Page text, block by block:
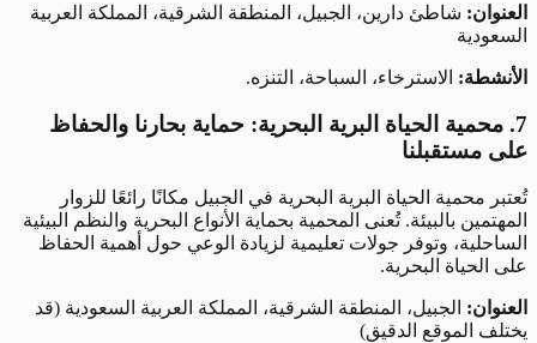
العنوان: شاطئ دارين، الجبيل، المنطقة الشرقية، المملكة العربية
السعودية
الأنشطة: الاسترخاء، السباحة، التنزه.
7. محمية الحياة البرية البحرية: حماية بحارنا والحفاظ
على مستقبلنا
تُعتبر محمية الحياة البرية البحرية في الجبيل مكانًا رائعًا للزوار
المهتمين بالبيئة. تُعنى المحمية بحماية الأنواع البحرية والنظم البيئية
الساحلية، وتوفر جولات تعليمية لزيادة الوعي حول أهمية الحفاظ
على الحياة البحرية.
العنوان: الجبيل، المنطقة الشرقية، المملكة العربية السعودية (قد
يختلف الموقع الدقيق)